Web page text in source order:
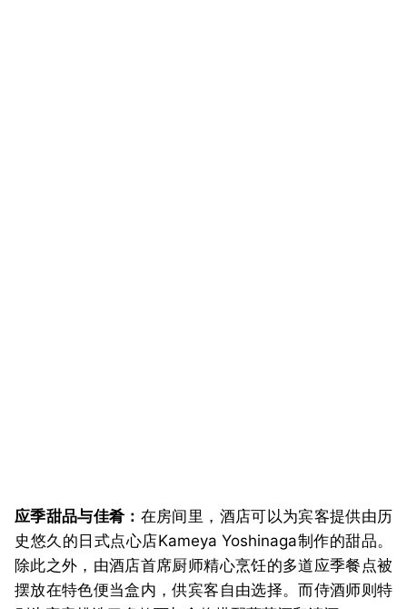
应季甜品与佳肴： 在房间里，酒店可以为宾客提供由历
史悠久的日式点心店Kameya Yoshinaga制作的甜品。
除此之外，由酒店首席厨师精心烹饪的多道应季餐点被
摆放在特色便当盒内，供宾客自由选择。而侍酒师则特